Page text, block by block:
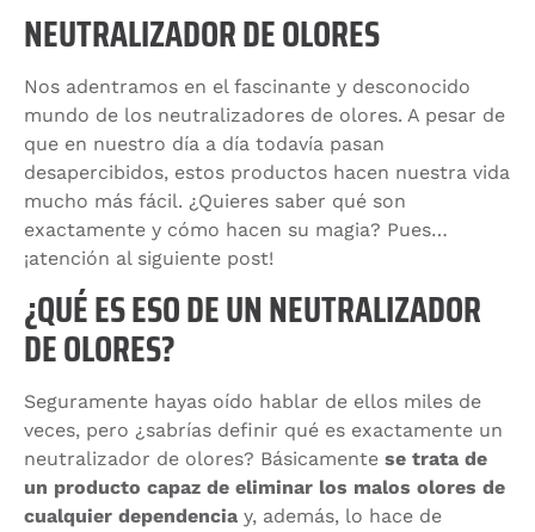
NEUTRALIZADOR DE OLORES
Nos adentramos en el fascinante y desconocido
mundo de los neutralizadores de olores. A pesar de
que en nuestro día a día todavía pasan
desapercibidos, estos productos hacen nuestra vida
mucho más fácil. ¿Quieres saber qué son
exactamente y cómo hacen su magia? Pues…
¡atención al siguiente post!
¿QUÉ ES ESO DE UN NEUTRALIZADOR
DE OLORES?
Seguramente hayas oído hablar de ellos miles de
veces, pero ¿sabrías definir qué es exactamente un
neutralizador de olores? Básicamente se trata de
un producto capaz de eliminar los malos olores de
cualquier dependencia y, además, lo hace de